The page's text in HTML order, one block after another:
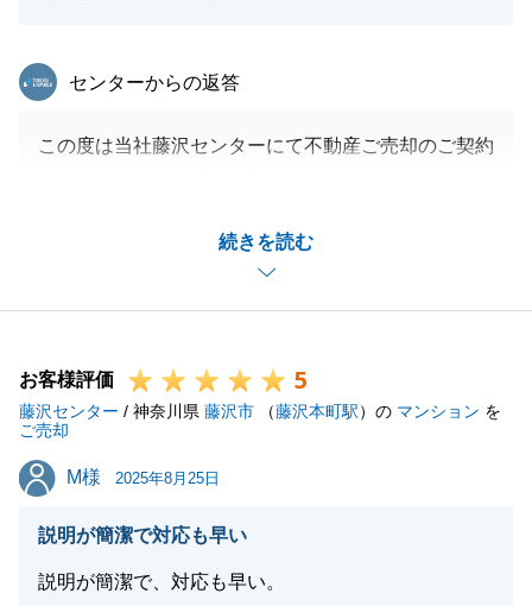
続きを読む
東急リバブル
センターからの返答
この度は当社藤沢センターにて不動産ご売却のご契約
して誠に有難ございます。
水廻りブライトニングによる室内清掃、あんしん仲介
保証の建物検査の実施もスムーズに実施でき、3か月
今後もお手伝いできることがございましたら、お気軽
にご相談下さい。
今後とも、何卒、宜しくお願いいたします。
お客様評価 5
藤沢センター / 神奈川県 藤沢市 （藤沢本町駅）の マンション を
ご売却
M様
M様 2025年8月25日
説明が簡潔で対応も早い
説明が簡潔で、対応も早い。